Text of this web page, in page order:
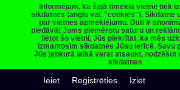
Informējam, ka šajā tīmekļa vietnē tiek
sīkdatnes (angļu val. "cookies"). Sīkdatne
par vietnes apmeklējumu. Dati ir
piedāvāt Jums piemērotu saturu un
lietot šo vietni, Jūs piekrītat, ka mēs
izmantosim sīkdatnes Jūsu ierīcē. Savu
Jūs jebkurā laikā varat atsaukt, nodzēšot
sīkdatnes
Ieiet Reģistrēties Iziet